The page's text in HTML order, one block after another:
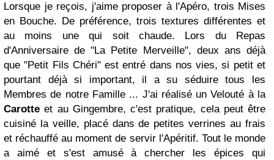
Lorsque je reçois, j'aime proposer à l'Apéro, trois Mises
en Bouche. De préférence, trois textures différentes et
au moins une qui soit chaude. Lors du Repas
d'Anniversaire de "La Petite Merveille", deux ans déjà
que "Petit Fils Chéri" est entré dans nos vies, si petit et
pourtant déjà si important, il a su séduire tous les
Membres de notre Famille ... J'ai réalisé un Velouté à la
Carotte et au Gingembre, c'est pratique, cela peut être
cuisiné la veille, placé dans de petites verrines au frais
et réchauffé au moment de servir l'Apéritif. Tout le monde
a aimé et s'est amusé à chercher les épices qui